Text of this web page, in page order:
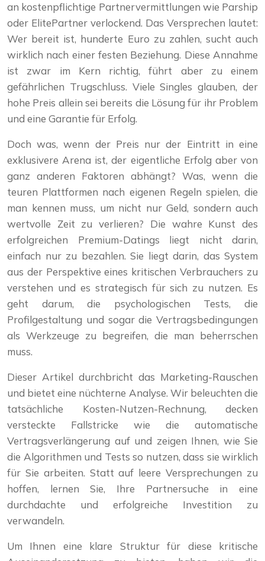
an kostenpflichtige Partnervermittlungen wie Parship
oder ElitePartner verlockend. Das Versprechen lautet:
Wer bereit ist, hunderte Euro zu zahlen, sucht auch
wirklich nach einer festen Beziehung. Diese Annahme
ist zwar im Kern richtig, führt aber zu einem
gefährlichen Trugschluss. Viele Singles glauben, der
hohe Preis allein sei bereits die Lösung für ihr Problem
und eine Garantie für Erfolg.
Doch was, wenn der Preis nur der Eintritt in eine
exklusivere Arena ist, der eigentliche Erfolg aber von
ganz anderen Faktoren abhängt? Was, wenn die
teuren Plattformen nach eigenen Regeln spielen, die
man kennen muss, um nicht nur Geld, sondern auch
wertvolle Zeit zu verlieren? Die wahre Kunst des
erfolgreichen Premium-Datings liegt nicht darin,
einfach nur zu bezahlen. Sie liegt darin, das System
aus der Perspektive eines kritischen Verbrauchers zu
verstehen und es strategisch für sich zu nutzen. Es
geht darum, die psychologischen Tests, die
Profilgestaltung und sogar die Vertragsbedingungen
als Werkzeuge zu begreifen, die man beherrschen
muss.
Dieser Artikel durchbricht das Marketing-Rauschen
und bietet eine nüchterne Analyse. Wir beleuchten die
tatsächliche Kosten-Nutzen-Rechnung, decken
versteckte Fallstricke wie die automatische
Vertragsverlängerung auf und zeigen Ihnen, wie Sie
die Algorithmen und Tests so nutzen, dass sie wirklich
für Sie arbeiten. Statt auf leere Versprechungen zu
hoffen, lernen Sie, Ihre Partnersuche in eine
durchdachte und erfolgreiche Investition zu
verwandeln.
Um Ihnen eine klare Struktur für diese kritische